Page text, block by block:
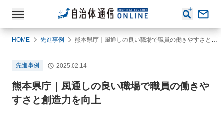
HOME 先進事例 熊本県庁｜風通しの良い職場で職員の働きやすさと創造力を向上
先進事例 2025.02.14
熊本県庁｜風通しの良い職場で職員の働きや
すさと創造力を向上